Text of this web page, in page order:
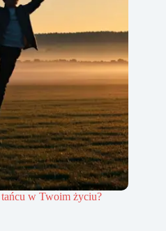
tańcu w Twoim życiu?